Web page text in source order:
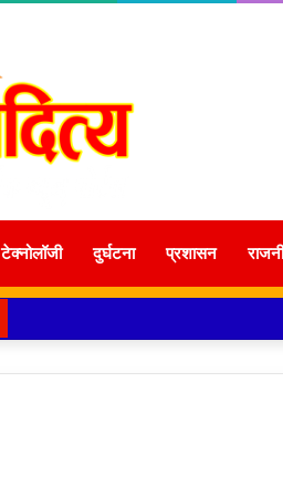
टेक्नोलॉजी दुर्घटना प्रशासन